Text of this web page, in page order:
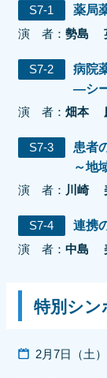
S7-1
薬局
演 者： 勢島
S7-2
病院
―シ
演 者： 畑本
S7-3
患者
～地
演 者： 川崎
S7-4
連携
演 者： 中島
特別シン
2月7日（土